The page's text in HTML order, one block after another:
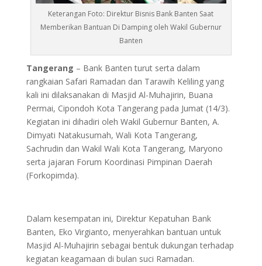
Keterangan Foto: Direktur Bisnis Bank Banten Saat
Memberikan Bantuan Di Damping oleh Wakil Gubernur
Banten
Tangerang – Bank Banten turut serta dalam
rangkaian Safari Ramadan dan Tarawih Keliling yang
kali ini dilaksanakan di Masjid Al-Muhajirin, Buana
Permai, Cipondoh Kota Tangerang pada Jumat (14/3).
Kegiatan ini dihadiri oleh Wakil Gubernur Banten, A.
Dimyati Natakusumah, Wali Kota Tangerang,
Sachrudin dan Wakil Wali Kota Tangerang, Maryono
serta jajaran Forum Koordinasi Pimpinan Daerah
(Forkopimda).
Dalam kesempatan ini, Direktur Kepatuhan Bank
Banten, Eko Virgianto, menyerahkan bantuan untuk
Masjid Al-Muhajirin sebagai bentuk dukungan terhadap
kegiatan keagamaan di bulan suci Ramadan.